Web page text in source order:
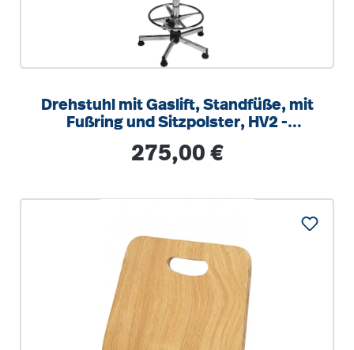
Drehstuhl mit Gaslift, Standfüße, mit
Fußring und Sitzpolster, HV2 -
Regulärer Preis:
275,00 €